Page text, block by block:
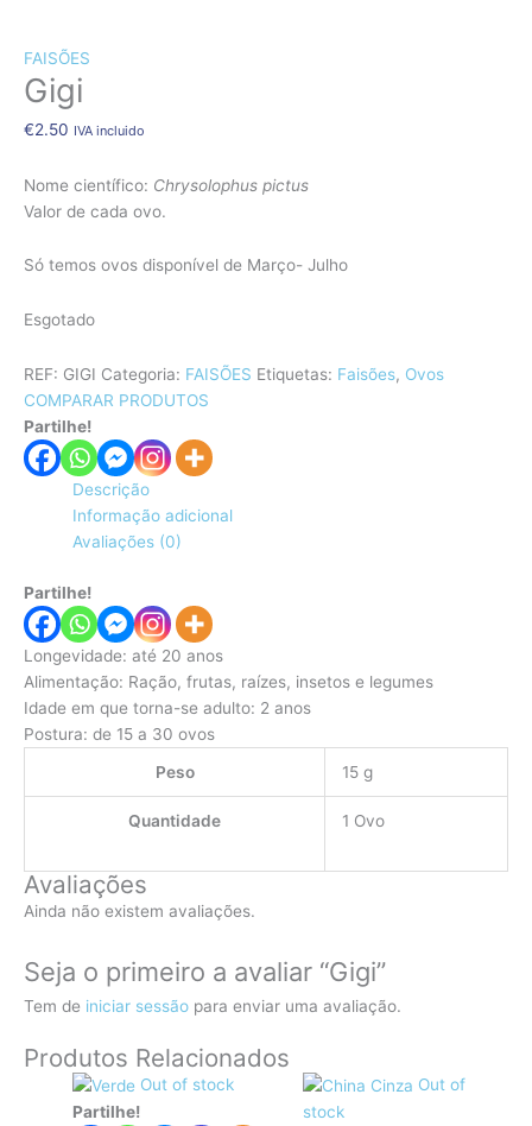
FAISÕES
Gigi
€2.50 IVA incluido
Nome científico: Chrysolophus pictus
Valor de cada ovo.
Só temos ovos disponível de Março- Julho
Esgotado
REF: GIGI Categoria: FAISÕES Etiquetas: Faisões, Ovos
COMPARAR PRODUTOS
Partilhe!
Descrição
Informação adicional
Avaliações (0)
Partilhe!
Longevidade: até 20 anos
Alimentação: Ração, frutas, raízes, insetos e legumes
Idade em que torna-se adulto: 2 anos
Postura: de 15 a 30 ovos
Peso
15 g
Quantidade 1 Ovo
Avaliações
Ainda não existem avaliações.
Seja o primeiro a avaliar “Gigi”
Tem de iniciar sessão para enviar uma avaliação.
Produtos Relacionados
Out of stock
Partilhe!
Out of
stock